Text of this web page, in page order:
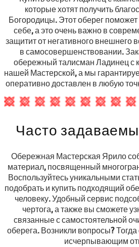
которые хотят получить
Богородицы. Этот оберег поможет
себе, а это очень важно в
защитит от негативного внешнего
в самосовершенствовании.
обережный талисман Ладинец с
нашей Мастерской, а мы
оперативно доставлен в любую
Часто
Обережная Мастерская Ярило
материал, посвященный
Воспользуйтесь уникальными
подобрать и купить подходящий
человеку. Удобный сервис
чертога, а также вы сможете
связанные с самостоятельной
оберега. Возникли вопросы?
исчерпывающим